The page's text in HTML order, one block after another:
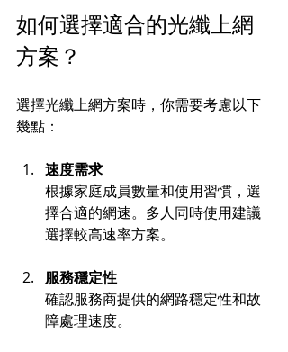
如何選擇適合的光纖上網
方案？
選擇光纖上網方案時，你需要考慮以下
幾點：
速度需求
根據家庭成員數量和使用習慣，選
擇合適的網速。多人同時使用建議
選擇較高速率方案。
服務穩定性
確認服務商提供的網路穩定性和故
障處理速度。